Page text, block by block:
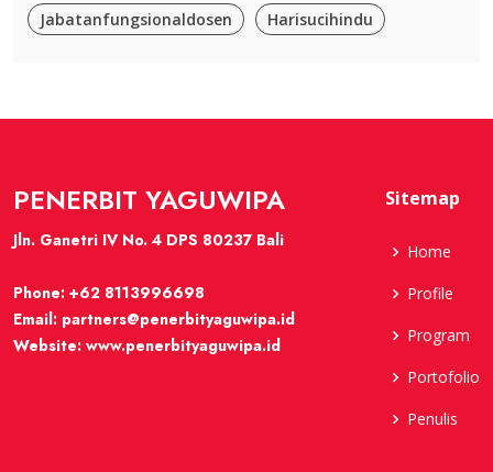
Jabatanfungsionaldosen Harisucihindu
PENERBIT YAGUWIPA
Jln. Ganetri IV No. 4 DPS 80237 Bali
Phone: +62 8113996698
Email: partners@penerbityaguwipa.id
Website: www.penerbityaguwipa.id
Sitemap
Home
Profile
Program
Portofolio
Penulis